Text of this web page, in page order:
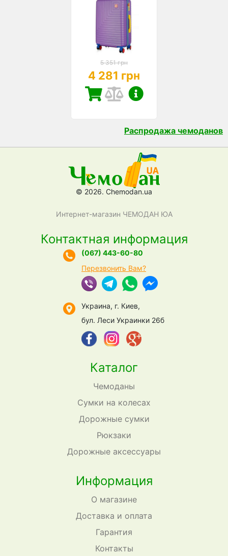
5 351 грн
4 281 грн
Распродажа чемоданов
© 2026. Chemodan.ua
Интернет-магазин ЧЕМОДАН ЮА
Каталог
Чемоданы
Сумки на колесах
Дорожные сумки
Рюкзаки
Дорожные аксессуары
Информация
О магазине
Доставка и оплата
Гарантия
Контакты
Контактная информация
(067) 443-60-80
Перезвонить Вам?
Украина, г. Киев,
бул. Леси Украинки 26б